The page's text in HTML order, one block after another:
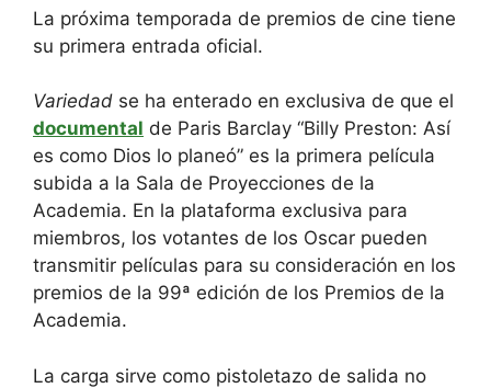
La próxima temporada de premios de cine tiene
su primera entrada oficial.
Variedad se ha enterado en exclusiva de que el
documental de Paris Barclay “Billy Preston: Así
es como Dios lo planeó” es la primera película
subida a la Sala de Proyecciones de la
Academia. En la plataforma exclusiva para
miembros, los votantes de los Oscar pueden
transmitir películas para su consideración en los
premios de la 99ª edición de los Premios de la
Academia.
La carga sirve como pistoletazo de salida no